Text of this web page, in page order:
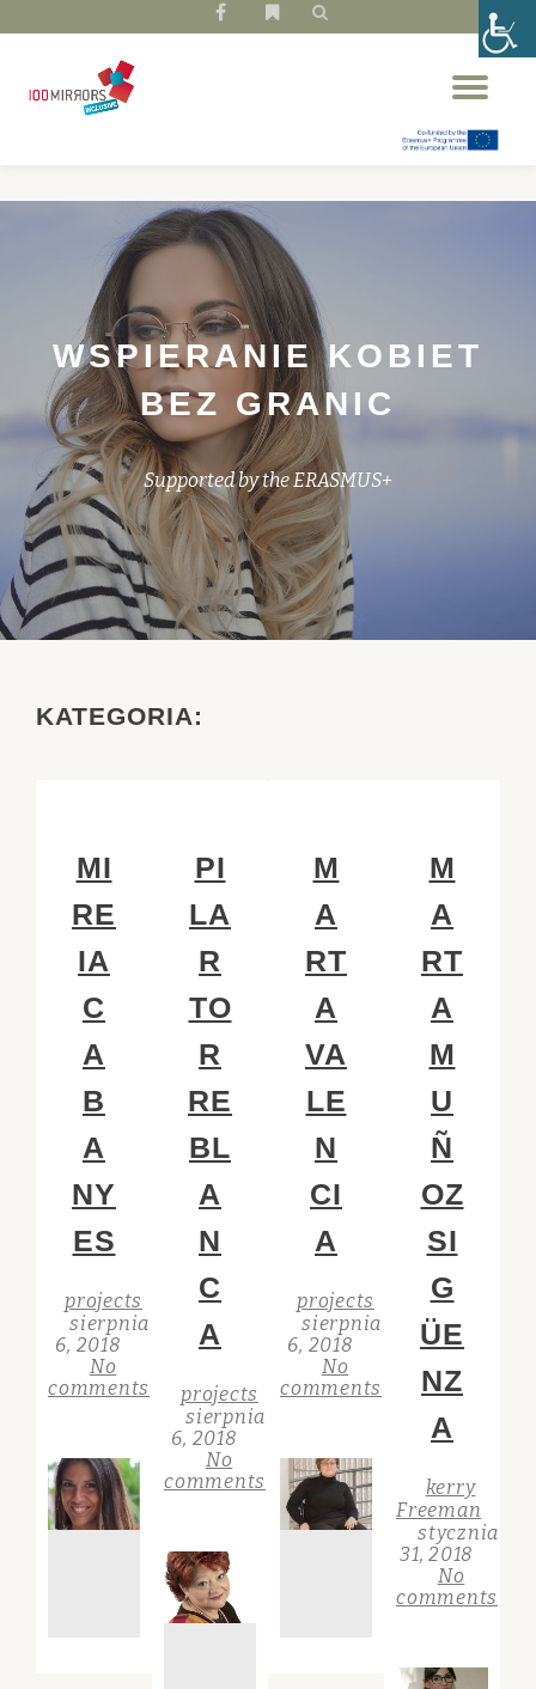
fa-
fa-
WSPIERANIE KOBIET
BEZ GRANIC
Supported by the ERASMUS+
KATEGORIA:
MI
RE
IA
C
A
B
A
NY
ES
projects
sierpnia
6, 2018
No
comments
PI
LA
R
TO
R
RE
BL
A
N
C
A
projects
sierpnia
6, 2018
No
comments
M
A
RT
A
VA
LE
N
CI
A
projects
sierpnia
6, 2018
No
comments
M
A
RT
A
M
U
Ñ
OZ
SI
G
ÜE
NZ
A
kerry
Freeman
stycznia
31, 2018
No
comments